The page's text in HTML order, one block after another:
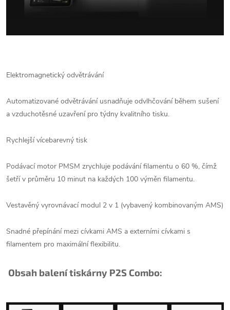
Elektromagnetický odvětrávání
Automatizované odvětrávání usnadňuje odvlhčování během sušení
a vzduchotěsné uzavření pro týdny kvalitního tisku.
Rychlejší vícebarevný tisk
Podávací motor PMSM zrychluje podávání filamentu o 60 %, čímž
šetří v průměru 10 minut na každých 100 výměn filamentu.
Vestavěný vyrovnávací modul 2 v 1 (vybavený kombinovaným AMS)
Snadné přepínání mezi cívkami AMS a externími cívkami s
filamentem pro maximální flexibilitu.
Obsah balení tiskárny P2S Combo: